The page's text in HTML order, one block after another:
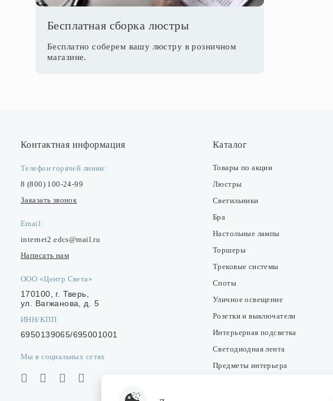
Бесплатная сборка люстры
Бесплатно соберем вашу люстру в розничном
магазине.
Контактная информация
Телефон горячей линии:
8 (800) 100-24-99
Заказать звонок
Email:
internet2.edcs@mail.ru
Написать нам
ООО «Центр Света»
170100, г. Тверь,
ул. Вагжанова, д. 5
ИНН/КПП
6950139065/695001001
Мы в социальных сетях
Каталог
Товары по акции
Люстры
Светильники
Бра
Настольные лампы
Торшеры
Трековые системы
Споты
Уличное освещение
Розетки и выключатели
Интерьерная подсветка
Светодиодная лента
Предметы интерьера